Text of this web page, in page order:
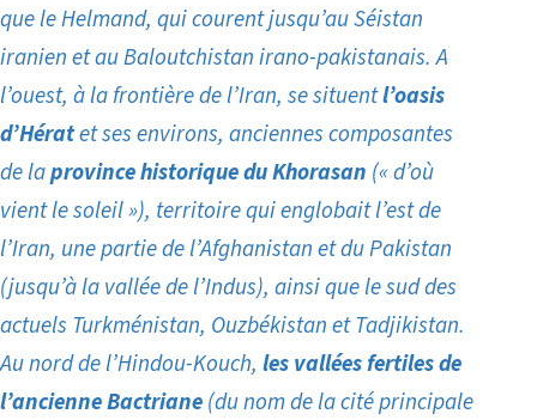
que le Helmand, qui courent jusqu’au Séistan
iranien et au Baloutchistan irano-pakistanais. A
l’ouest, à la frontière de l’Iran, se situentl’oasis
d’Hératet ses environs, anciennes composantes
de laprovince historique du Khorasan (« d’où
vient le soleil »), territoire qui englobait l’est de
l’Iran, une partie de l’Afghanistan et du Pakistan
(jusqu’à la vallée de l’Indus), ainsi que le sud des
actuels Turkménistan, Ouzbékistan et Tadjikistan.
Au nord de l’Hindou-Kouch, les vallées fertiles de
l’ancienne Bactriane(du nom de la cité principale